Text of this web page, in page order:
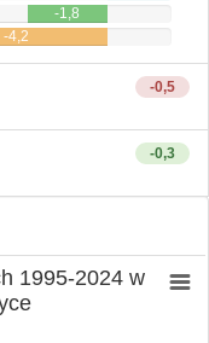
-1,8
-4,2
-0,5
-0,3
1995-2024 w